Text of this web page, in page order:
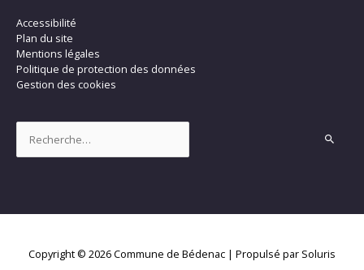
Accessibilité
Plan du site
Mentions légales
Politique de protection des données
Gestion des cookies
Copyright © 2026Commune de Bédenac | Propulsé par Soluris